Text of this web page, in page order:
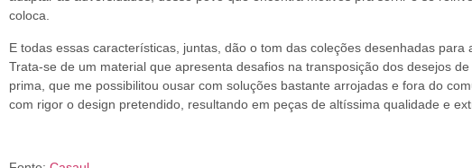
coloca.
E todas essas características, juntas, dão o tom das coleções desenhadas
Trata-se de um material que apresenta desafios na transposição dos desejos
prima, que me possibilitou ousar com soluções bastante arrojadas e fora do
com rigor o design pretendido, resultando em peças de altíssima qualidade e